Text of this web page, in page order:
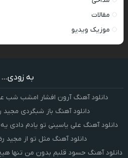
مقالات
موزیک ویدیو
به زودی...
دانلود آهنگ آرون افشار امشب شب
دانلود آهنگ باز شبگردی
دانلود آهنگ علی یاسینی تو یادم دادی
دانلود آهنگ مثل تو از
دانلود آهنگ حسود قلبم بدون من تنها